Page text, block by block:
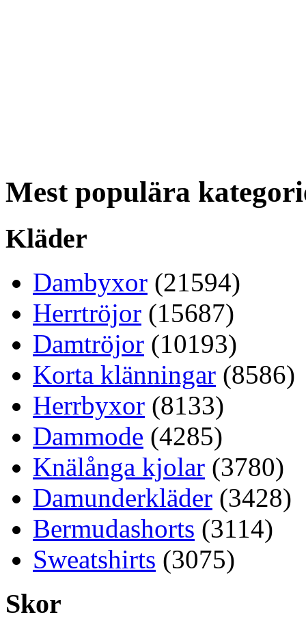
Mest populära
Kläder
Dambyxor (21594)
Herrtröjor (15687)
Damtröjor (10193)
Korta klänningar (8586)
Herrbyxor (8133)
Dammode (4285)
Knälånga kjolar (3780)
Damunderkläder (3428)
Bermudashorts (3114)
Sweatshirts (3075)
Skor